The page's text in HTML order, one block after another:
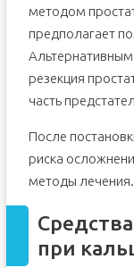
методом
предполагает
резекция
часть
После
риска
методы лечения.
при